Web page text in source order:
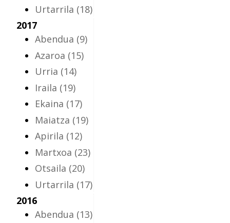
Urtarrila (18)
2017
Abendua (9)
Azaroa (15)
Urria (14)
Iraila (19)
Ekaina (17)
Maiatza (19)
Apirila (12)
Martxoa (23)
Otsaila (20)
Urtarrila (17)
2016
Abendua (13)